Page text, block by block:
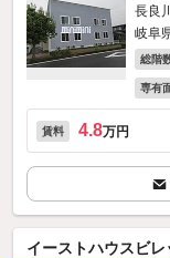
長良
岐阜
総階
専有
賃料 4.8万円
イーストハウスビレ